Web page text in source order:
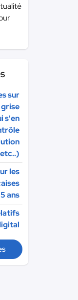
sur
s'en
etc..)
les
ans